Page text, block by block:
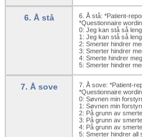
6. Å stå
6. Å stå: *Patient-
*Questionnaire
0: Jeg kan stå så
1: Jeg kan stå så
2: Smerter hindrer
3: Smerter hindrer
4: Smerte hindrer
5: Smerter hindrer
7. Å sove
7. Å sove: *Patient-
*Questionnaire
0: Søvnen min
1: Søvnen min
2: På grunn av
3: På grunn av
4: På grunn av
5: Smerter hindrer all